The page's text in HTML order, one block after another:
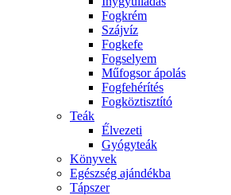
Fogkrém
Szájvíz
Fogkefe
Fogselyem
Műfogsor ápolás
Fogfehérítés
Fogköztisztító
Teák
É́lvezeti
Gyógyteák
Könyvek
Egészség ajándékba
Tápszer